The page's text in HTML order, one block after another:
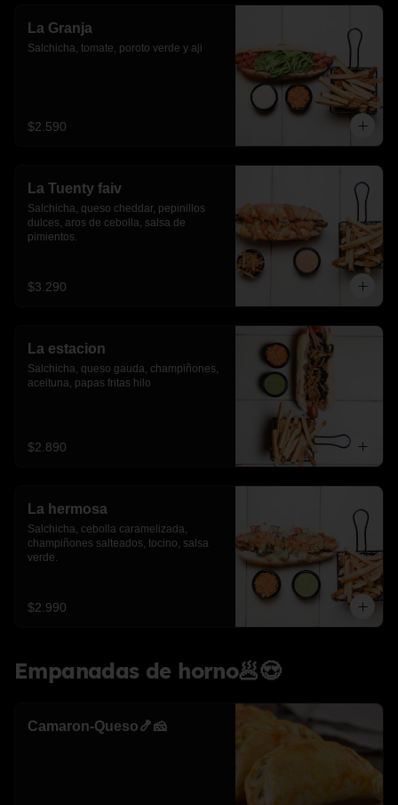
La Granja
Salchicha, tomate, poroto verde y aji
$2.590
La Tuenty faiv
Salchicha, queso cheddar, pepinillos
dulces, aros de cebolla, salsa de
pimientos.
$3.290
La estacion
Salchicha, queso gauda, champiñones,
aceituna, papas fritas hilo
$2.890
La hermosa
Salchicha, cebolla caramelizada,
champiñones salteados, tocino, salsa
verde.
$2.990
Empanadas de horno🥟😍
Camaron-Queso🍤🧀